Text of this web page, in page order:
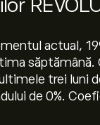
actual,
săptămână.
trei luni
de 0%.